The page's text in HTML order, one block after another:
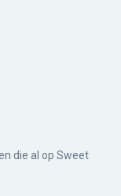
die al op Sweet